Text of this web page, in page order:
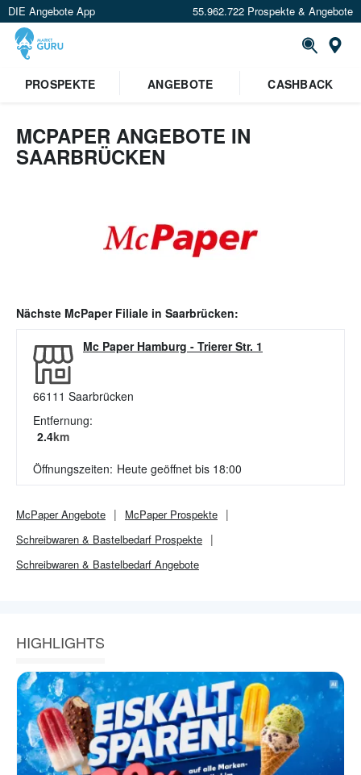
DIE Angebote App 55.962.722 Prospekte & Angebote
PROSPEKTE
ANGEBOTE CASHBACK
MCPAPER ANGEBOTE IN
SAARBRÜCKEN
Nächste McPaperFiliale in Saarbrücken:
Mc Paper Hamburg - Trierer Str. 1
66111 Saarbrücken
Entfernung:
2.4km
Öffnungszeiten: Heute geöffnet bis 18:00
McPaperAngebote McPaperProspekte
Schreibwaren & Bastelbedarf Prospekte
Schreibwaren & Bastelbedarf Angebote
HIGHLIGHTS